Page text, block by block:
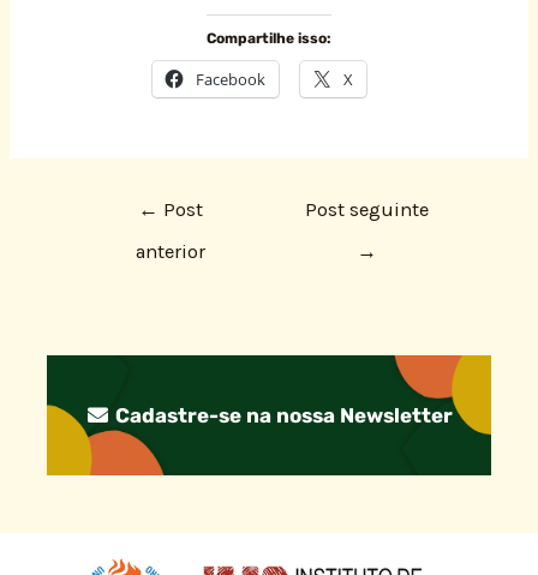
Compartilhe isso:
Facebook X
← Post
anterior
Post seguinte
→
Cadastre-se na nossa Newsletter